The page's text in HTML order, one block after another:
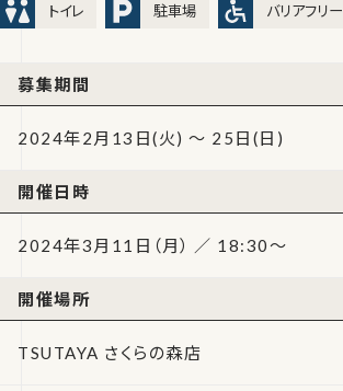
トイレ 駐車場 バリアフリー
募集期間
2024年2月13日(火) ～ 25日(日)
開催日時
2024年3月11日（月） ／ 18:30～
開催場所
TSUTAYA さくらの森店